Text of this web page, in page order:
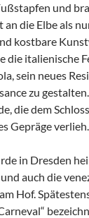
und
die Elbe als
kostbare
die italienische
sein neues
zu
die dem
Gepräge verlieh.
in Dresden
auch die
Hof.